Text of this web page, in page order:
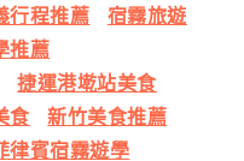
行程推薦
宿霧旅遊
推薦
捷運港墘站美食
食
新竹美食推薦
律賓宿霧遊學